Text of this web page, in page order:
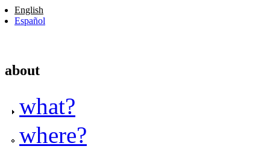
English
Español
about
what?
where?